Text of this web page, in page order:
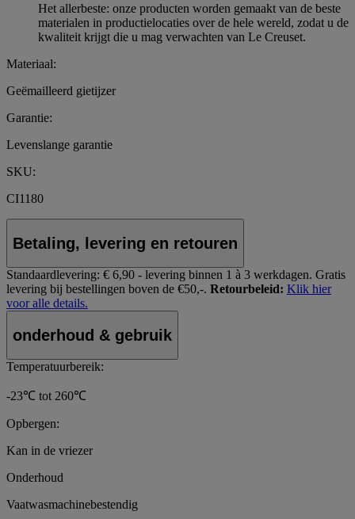
Het allerbeste: onze producten worden gemaakt van de beste
materialen in productielocaties over de hele wereld, zodat u de
kwaliteit krijgt die u mag verwachten van Le Creuset.
Materiaal:
Geëmailleerd gietijzer
Garantie:
Levenslange garantie
SKU:
CI1180
Betaling, levering en retouren
Standaardlevering: € 6,90 - levering binnen 1 à 3 werkdagen. Gratis
levering bij bestellingen boven de €50,-. Retourbeleid: Klik hier
voor alle details.
onderhoud & gebruik
Temperatuurbereik:
-23℃ tot 260℃
Opbergen:
Kan in de vriezer
Onderhoud
Vaatwasmachinebestendig